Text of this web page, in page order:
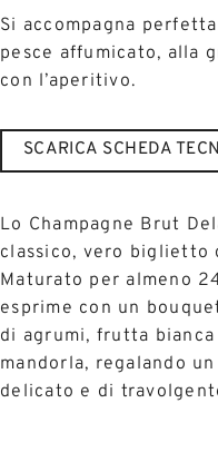
Si accompagna
pesce affumicato, alla
con l’aperitivo.
SCARICA SCHEDA
Lo Champagne Brut
classico, vero biglietto
Maturato per almeno
esprime con un
di agrumi, frutta
mandorla, regalando
delicato e di